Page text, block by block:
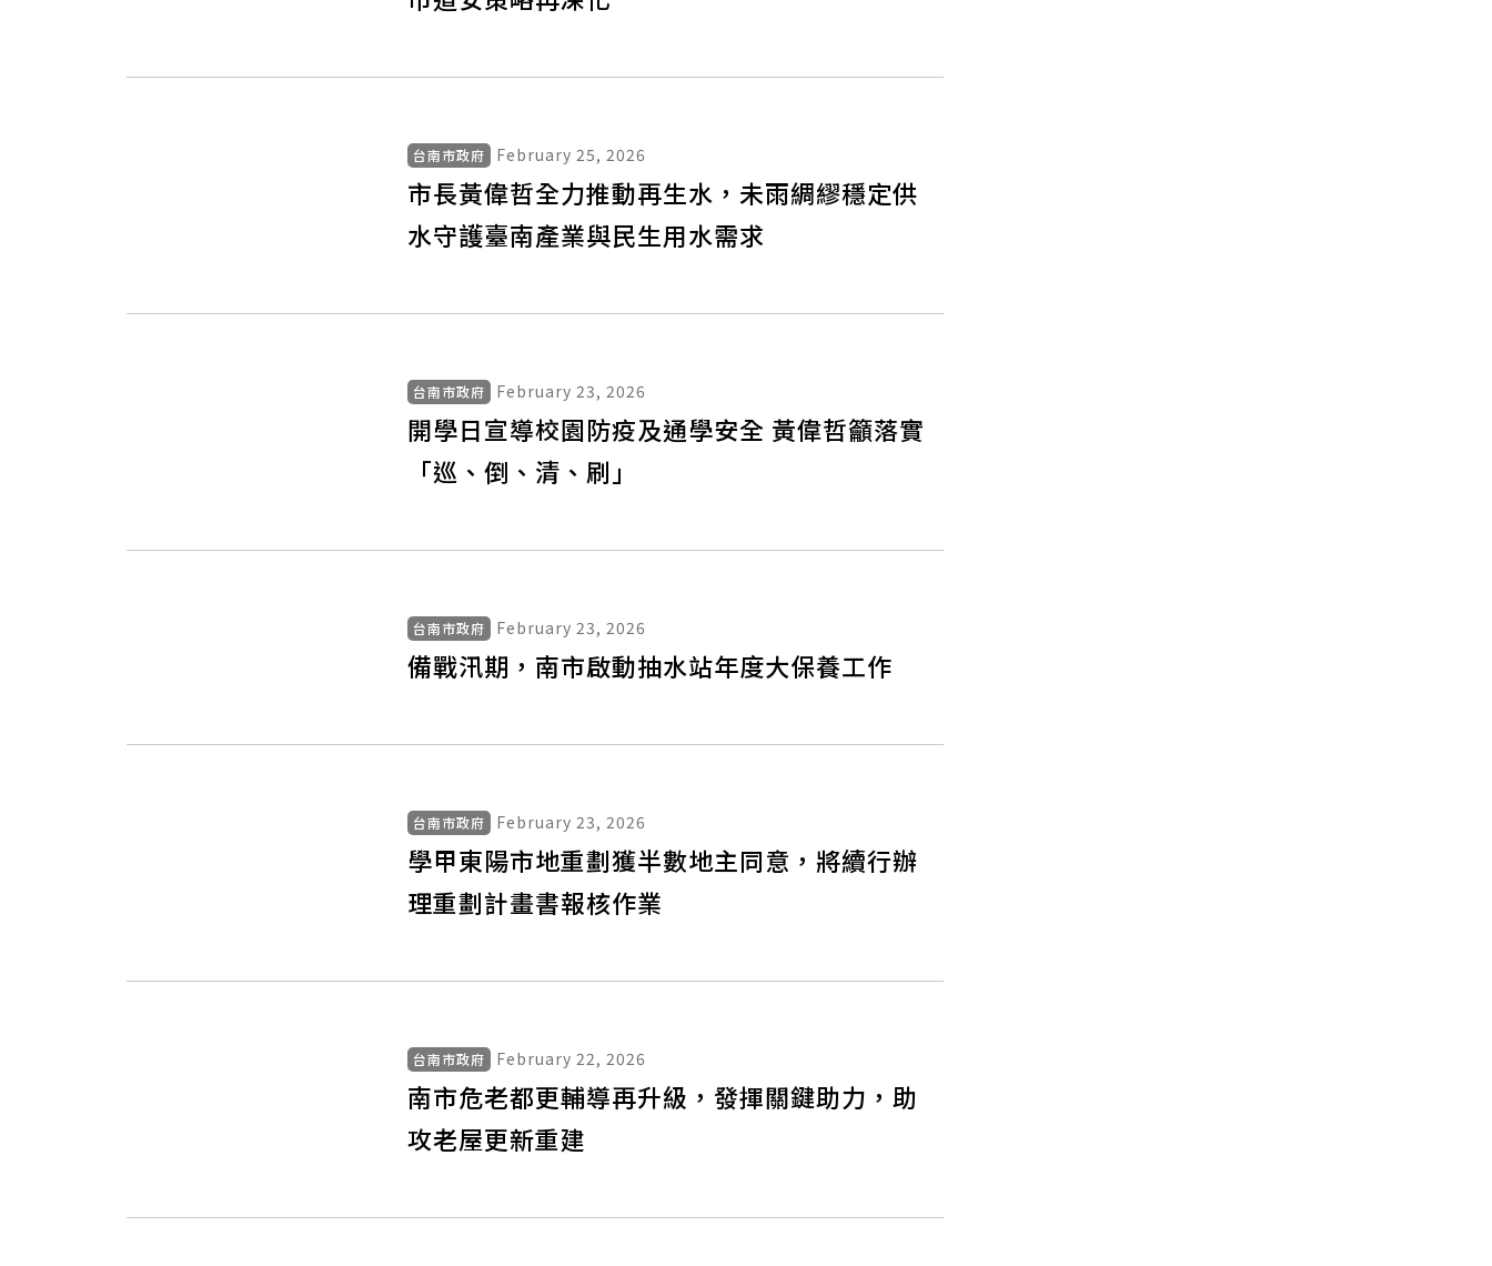
台南市政府 February 25, 2026
市長黃偉哲全力推動再生水，未雨綢繆穩定供
水守護臺南產業與民生用水需求
台南市政府 February 23, 2026
開學日宣導校園防疫及通學安全 黃偉哲籲落實
「巡、倒、清、刷」
台南市政府 February 23, 2026
備戰汛期，南市啟動抽水站年度大保養工作
台南市政府 February 23, 2026
學甲東陽市地重劃獲半數地主同意，將續行辦
理重劃計畫書報核作業
台南市政府 February 22, 2026
南市危老都更輔導再升級，發揮關鍵助力，助
攻老屋更新重建